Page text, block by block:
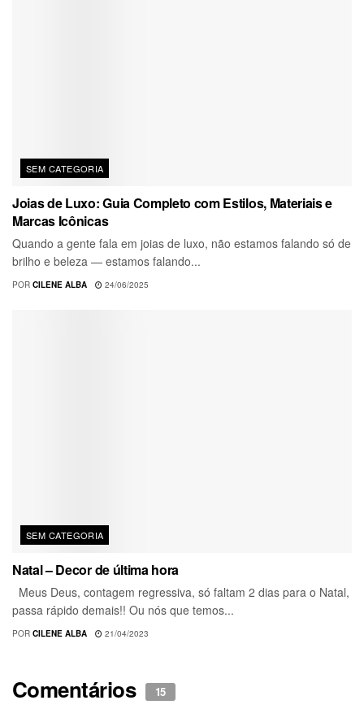
SEM CATEGORIA
Joias de Luxo: Guia Completo com Estilos, Materiais e
Marcas Icônicas
Quando a gente fala em joias de luxo, não estamos falando só de
brilho e beleza — estamos falando...
POR CILENE ALBA 24/06/2025
SEM CATEGORIA
Natal – Decor de última hora
Meus Deus, contagem regressiva, só faltam 2 dias para o Natal,
passa rápido demais!! Ou nós que temos...
POR CILENE ALBA 21/04/2023
Comentários 15